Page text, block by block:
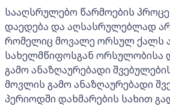
სააღსრულებო წარმოების
დაედება და აღსასრულებლად არ
რომელიც მოვალე ორსულ ქალს
სახელმწიფოსგან ორსულობისა
გამო ანაზღაურებადი
მოვლის გამო ანაზღაურებადი
პერიოდში დახმარების სახით